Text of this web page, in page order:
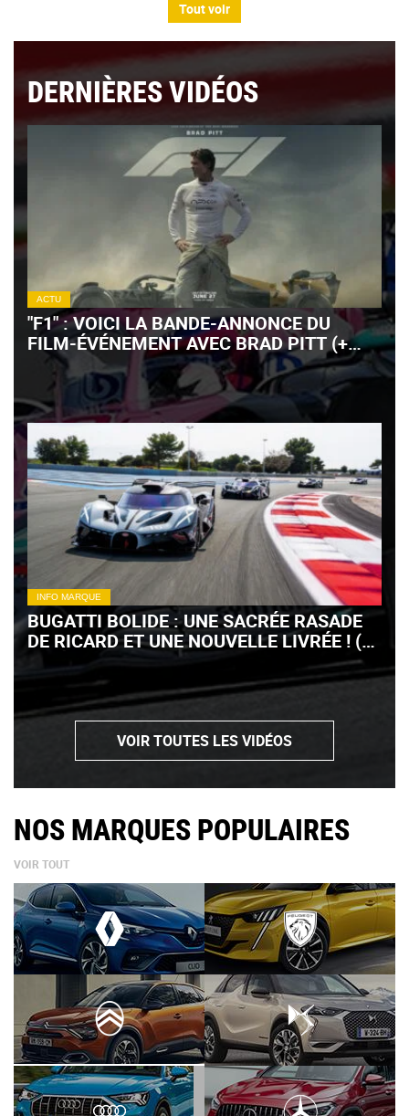
Tout voir
DERNIÈRES VIDÉOS
ACTU
"F1" : VOICI LA BANDE-ANNONCE DU
FILM-ÉVÉNEMENT AVEC BRAD PITT (+
VIDÉO)
INFO MARQUE
BUGATTI BOLIDE : UNE SACRÉE RASADE
DE RICARD ET UNE NOUVELLE LIVRÉE ! (+
VIDÉO)
VOIR TOUTES LES VIDÉOS
NOS MARQUES POPULAIRES
VOIR TOUT